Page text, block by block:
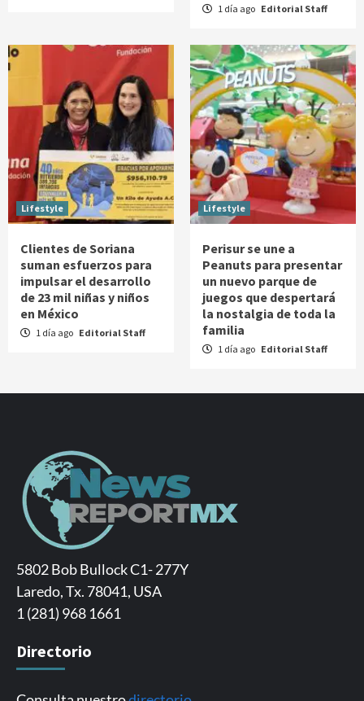
1 día ago Editorial Staff
Lifestyle
Clientes de Soriana
suman esfuerzos para
impulsar el desarrollo
de 23 mil niñas y niños
en México
1 día ago Editorial Staff
Lifestyle
Perisur se une a
Peanuts para presentar
un nuevo parque de
juegos que despertará
la nostalgia de toda la
familia
1 día ago Editorial Staff
5802 Bob Bullock C1- 277Y
Laredo, Tx. 78041, USA
1 (281) 968 1661
Directorio